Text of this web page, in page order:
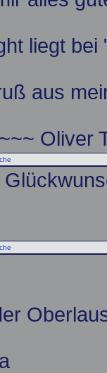
liegt bei
aus
Oliver